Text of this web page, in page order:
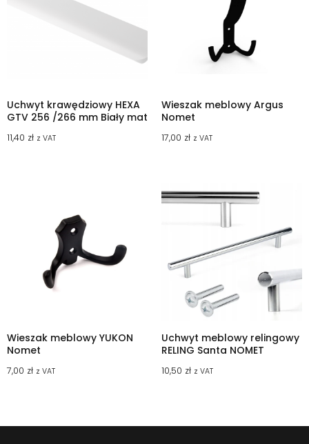
Uchwyt krawędziowy HEXA
GTV 256 /266 mm Biały mat
11,40 zł z VAT
Wieszak meblowy Argus
Nomet
17,00 zł z VAT
Wieszak meblowy YUKON
Nomet
7,00 zł z VAT
Uchwyt meblowy relingowy
RELING Santa NOMET
10,50 zł z VAT